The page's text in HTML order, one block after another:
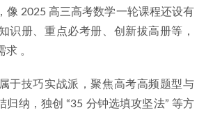
像 2025 高三高考数学一轮课程还设有
识册、重点必考册、创新拔高册等，
。
于技巧实战派，聚焦高考高频题型与
归纳，独创 “35 分钟选填攻坚法” 等方